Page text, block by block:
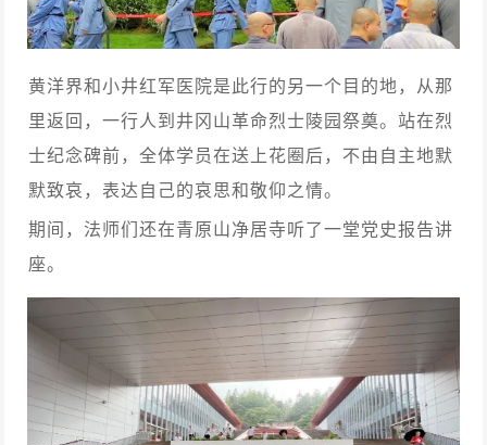
黄洋界和小井红军医院是此行的另一个目的地，从那
里返回，一行人到井冈山革命烈士陵园祭奠。站在烈
士纪念碑前，全体学员在送上花圈后，不由自主地默
默致哀，表达自己的哀思和敬仰之情。
期间，法师们还在青原山净居寺听了一堂党史报告讲
座。